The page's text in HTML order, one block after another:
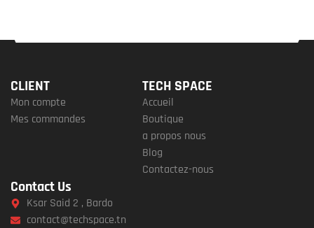
CLIENT
Mon compte
Mes commandes
TECH SPACE
Accueil
Boutique
a propos nous
Blog
Contactez-nous
Contact Us
Ksar Said 2 , Bardo
contact@techspace.tn